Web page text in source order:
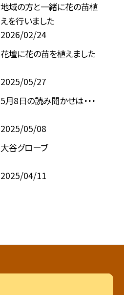
地域の方と一緒に花の苗植
えを行いました
2026/02/24
花壇に花の苗を植えました
2025/05/27
5月8日の読み聞かせは・・・
2025/05/08
大谷グローブ
2025/04/11